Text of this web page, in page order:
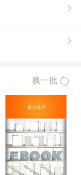
侣的关系
我会要求他
愿意去一个冰
，作计划，
人，从事广
换一批